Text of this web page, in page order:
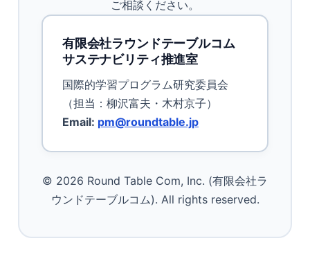
ご相談ください。
有限会社ラウンドテーブルコム
サステナビリティ推進室
国際的学習プログラム研究委員会
（担当：柳沢富夫・木村京子）
Email: pm@roundtable.jp
© 2026 Round Table Com, Inc. (有限会社ラ
ウンドテーブルコム). All rights reserved.